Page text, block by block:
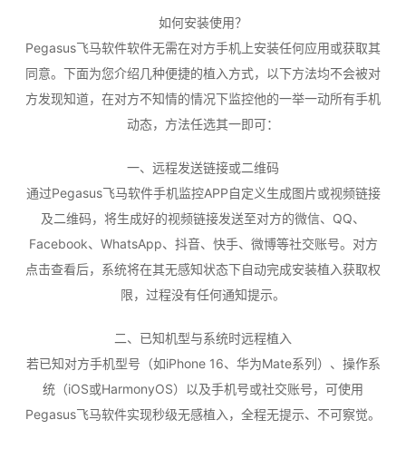
如何安装使用？
Pegasus飞马软件软件无需在对方手机上安装任何应用或获取其
同意。下面为您介绍几种便捷的植入方式，以下方法均不会被对
方发现知道，在对方不知情的情况下监控他的一举一动所有手机
动态，方法任选其一即可：
一、远程发送链接或二维码
通过Pegasus飞马软件手机监控APP自定义生成图片或视频链接
及二维码，将生成好的视频链接发送至对方的微信、QQ、
Facebook、WhatsApp、抖音、快手、微博等社交账号。对方
点击查看后，系统将在其无感知状态下自动完成安装植入获取权
限，过程没有任何通知提示。
二、已知机型与系统时远程植入
若已知对方手机型号（如iPhone 16、华为Mate系列）、操作系
统（iOS或HarmonyOS）以及手机号或社交账号，可使用
Pegasus飞马软件实现秒级无感植入，全程无提示、不可察觉。